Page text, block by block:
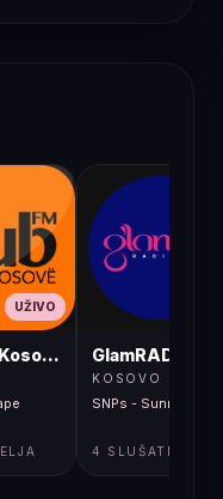
UŽIVO
GlamRADIO
KOSOVO
SNPs - Sunrise
4 SLUŠATELJA